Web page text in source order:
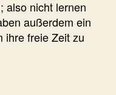
also nicht lernen
außerdem ein
ihre freie Zeit zu